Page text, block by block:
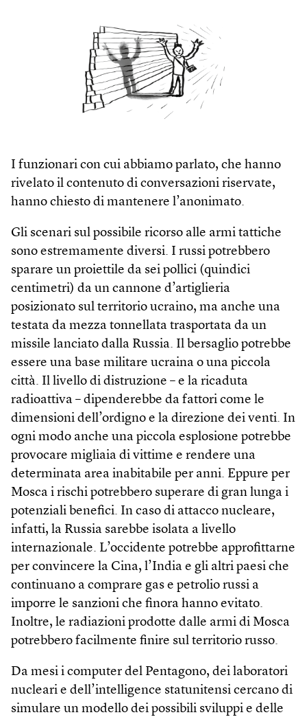
I funzionari con cui abbiamo parlato, che hanno
rivelato il contenuto di conversazioni riservate,
hanno chiesto di mantenere l’anonimato.
Gli scenari sul possibile ricorso alle armi tattiche
sono estremamente diversi. I russi potrebbero
sparare un proiettile da sei pollici (quindici
centimetri) da un cannone d’artiglieria
posizionato sul territorio ucraino, ma anche una
testata da mezza tonnellata trasportata da un
missile lanciato dalla Russia. Il bersaglio potrebbe
essere una base militare ucraina o una piccola
città. Il livello di distruzione – e la ricaduta
radioattiva – dipenderebbe da fattori come le
dimensioni dell’ordigno e la direzione dei venti. In
ogni modo anche una piccola esplosione potrebbe
provocare migliaia di vittime e rendere una
determinata area inabitabile per anni. Eppure per
Mosca i rischi potrebbero superare di gran lunga i
potenziali benefici. In caso di attacco nucleare,
infatti, la Russia sarebbe isolata a livello
internazionale. L’occidente potrebbe approfittarne
per convincere la Cina, l’India e gli altri paesi che
continuano a comprare gas e petrolio russi a
imporre le sanzioni che finora hanno evitato.
Inoltre, le radiazioni prodotte dalle armi di Mosca
potrebbero facilmente finire sul territorio russo.
Da mesi i computer del Pentagono, dei laboratori
nucleari e dell’intelligence statunitensi cercano di
simulare un modello dei possibili sviluppi e delle